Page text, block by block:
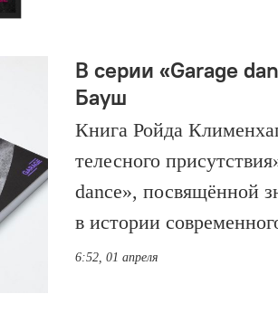
В серии «Garage
Бауш
Книга Ройда
телесного
dance», посвящённой
в истории
6:52, 01 апреля